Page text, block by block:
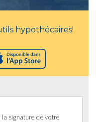
hypothécaires!
signature de votre